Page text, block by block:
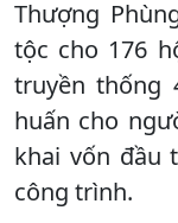
Thượng
tộc cho 176
truyền thống
huấn cho
khai vốn đầu
công trình.